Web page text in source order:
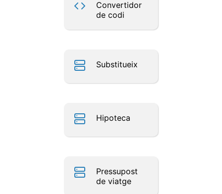
Convertidor
de codi
Substitueix
Hipoteca
Pressupost
de viatge